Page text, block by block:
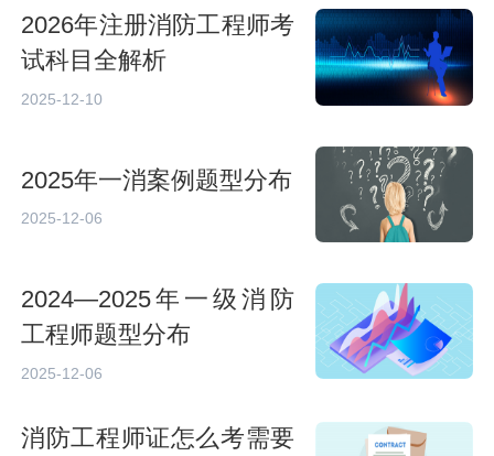
2026年注册消防工程师考
试科目全解析
2025-12-10
2025年一消案例题型分布
2025-12-06
2024—2025年一级消防
工程师题型分布
2025-12-06
消防工程师证怎么考需要